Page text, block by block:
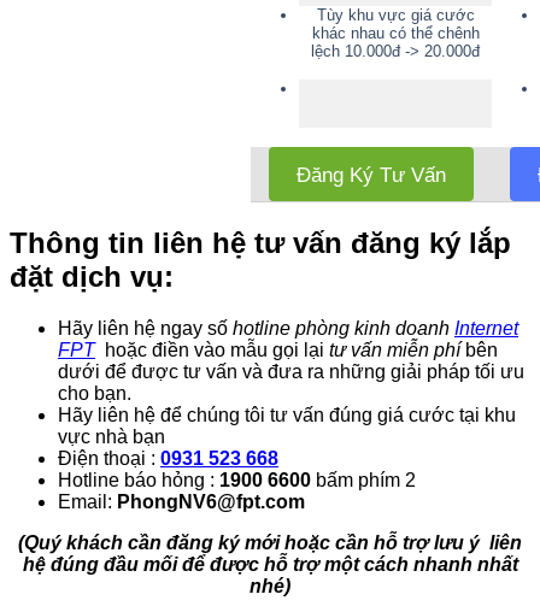
Tùy khu vực giá cước
khác nhau có thể chênh
lệch 10.000đ -> 20.000đ
Đăng Ký Tư Vấn
Thông tin liên hệ tư vấn đăng ký lắp
đặt dịch vụ:
Hãy liên hệ ngay số hotline phòng kinh doanh Internet
FPT hoặc điền vào mẫu gọi lại tư vấn miễn phíbên
dưới để được tư vấn và đưa ra những giải pháp tối ưu
cho bạn.
Hãy liên hệ để chúng tôi tư vấn đúng giá cước tại khu
vực nhà bạn
Điện thoại : 0931 523 668
Hotline báo hỏng : 1900 6600 bấm phím 2
Email: PhongNV6@fpt.com
(Quý khách cần đăng ký mới hoặc cần hỗ trợ lưu ý liên
hệ đúng đầu mối để được hỗ trợ một cách nhanh nhất
nhé)